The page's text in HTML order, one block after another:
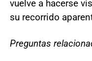
vuelve a hacerse
su recorrido
Preguntas